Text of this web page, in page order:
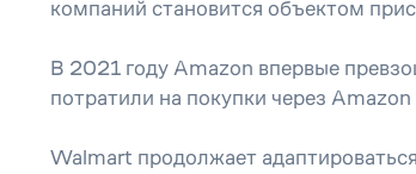
компаний становится объектом
В 2021 году Amazon впервые
потратили на покупки через
Walmart продолжает